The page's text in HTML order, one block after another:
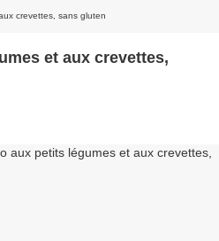
crevettes, sans gluten
et aux crevettes,